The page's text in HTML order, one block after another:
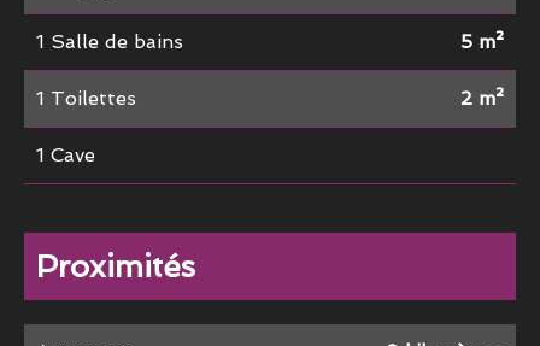
1 Salle de bains 5 m²
1 Toilettes 2 m²
1 Cave
Proximités